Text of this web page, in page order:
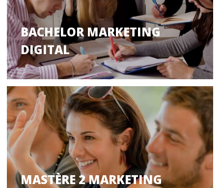
BACHELOR MARKETING
DIGITAL
MASTÈRE 2 MARKETING